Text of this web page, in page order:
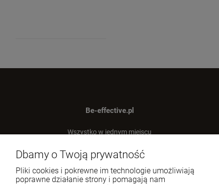
Be-effective.pl
Wszystko w jednym miejscu
Tel.:
E-mail: sklep@be-effective.pl
Dbamy o Twoją prywatność
Pliki cookies i pokrewne im technologie umożliwiają
poprawne działanie strony i pomagają nam